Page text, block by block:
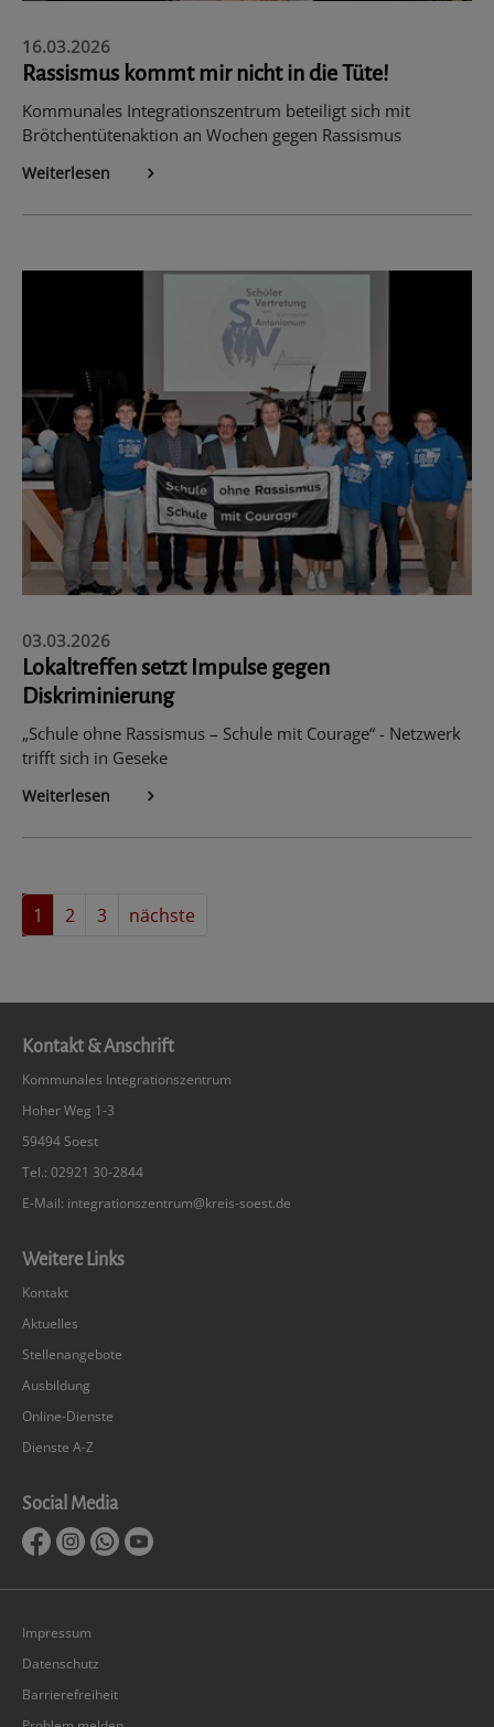
16.03.2026
Rassismus kommt mir nicht in die Tüte!
Kommunales Integrationszentrum beteiligt sich mit
Brötchentütenaktion an Wochen gegen Rassismus
Weiterlesen
03.03.2026
Lokaltreffen setzt Impulse gegen
Diskriminierung
„Schule ohne Rassismus – Schule mit Courage“ - Netzwerk
trifft sich in Geseke
Weiterlesen
1 2 3 nächste
Kontakt & Anschrift
Kommunales Integrationszentrum
Hoher Weg 1-3
59494 Soest
Tel.: 02921 30-2844
E-Mail: integrationszentrum@kreis-soest.de
Weitere Links
Kontakt
Aktuelles
Stellenangebote
Ausbildung
Online-Dienste
Dienste A-Z
Social Media
Impressum
Datenschutz
Barrierefreiheit